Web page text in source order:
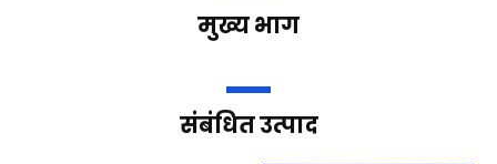
मुख्य भाग
संबंधित उत्पाद